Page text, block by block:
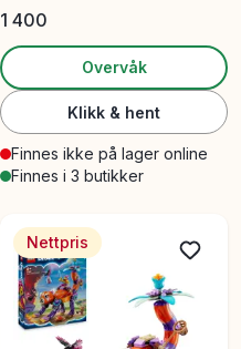
midnattskråke
1 400
Overvåk
Klikk & hent
Finnes ikke på lager online
Finnes i 3 butikker
Nettpris